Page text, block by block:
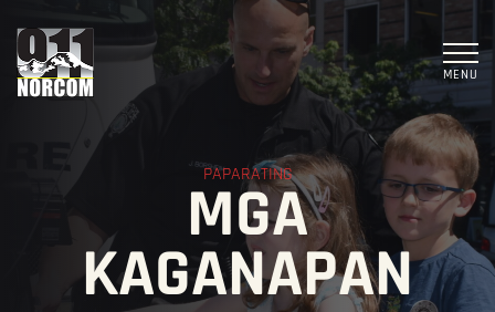
MENU
PAPARATING
MGA
KAGANAPAN